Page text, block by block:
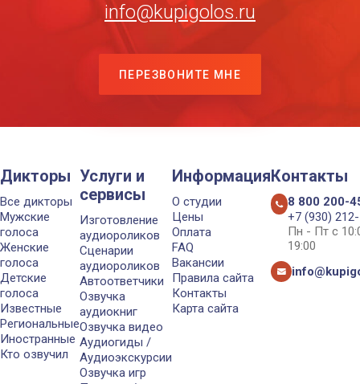
info@kupigolos.ru
ПЕРЕЗВОНИТЕ МНЕ
Дикторы
Все дикторы
Мужские
голоса
Женские
голоса
Детские
голоса
Известные
Региональные
Иностранные
Кто озвучил
Услуги и
сервисы
Изготовление
аудиороликов
Сценарии
аудиороликов
Автоответчики
Озвучка
аудиокниг
Озвучка видео
Аудиогиды /
Аудиоэкскурсии
Озвучка игр
Информация
О студии
Цены
Оплата
FAQ
Вакансии
Правила сайта
Контакты
Карта сайта
Контакты
8 800 200-
+7 (930)
Пн - Пт с
19:00